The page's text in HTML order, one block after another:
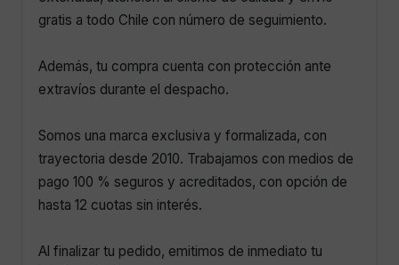
gratis a todo Chile con número de seguimiento.
Además, tu compra cuenta con protección ante
extravíos durante el despacho.
Somos una marca exclusiva y formalizada, con
trayectoria desde 2010. Trabajamos con medios de
pago 100 % seguros y acreditados, con opción de
hasta 12 cuotas sin interés.
Al finalizar tu pedido, emitimos de inmediato tu